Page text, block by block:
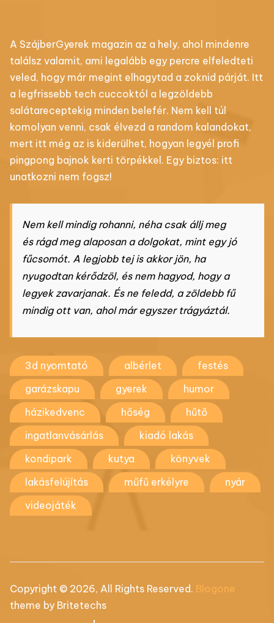
A SzájberGyerek magazin az a hely, ahol mindenre
találsz valamit, ami legalább egy percre elfeledteti
veled, hogy már megint elhagytad a zoknid párját. Itt
a legfrissebb tech cuccoktól a legzöldebb
salátareceptekig minden belefér. Nem kell túl
komolyan venni, csak élvezd a random kalandokat,
mert itt még az is kiderülhet, hogyan legyél profi
pingpong bajnok kerti törpékkel. Egy biztos: itt
unatkozni nem fogsz!
Nem kell mindig rohanni, néha csak állj meg
és rágd meg alaposan a dolgokat, mint egy jó
fűcsomót. A legjobb tej is akkor jön, ha
nyugodtan kérődzöl, és nem hagyod, hogy a
legyek zavarjanak. És ne feledd, a zöldebb fű
mindig ott van, ahol már egyszer trágyáztál.
3d nyomtató albérlet
festés
garázskapu
gyerek
humor
házikedvenc
hőség
hűtő
ingatlanvásárlás
kiadó lakás
kondipark
kutya
könyvek
lakásfelújítás
műfű erkélyre
nyár
videojáték
Copyright © 2026, All Rights Reserved. Blogone
theme by Britetechs